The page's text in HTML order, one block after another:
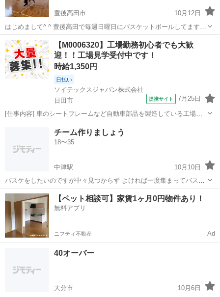
豊後高田市
10月12日
はじめまして^ ^ 豊後高田で毎週日曜日にバスケットボールしてます^ -
^ 人数はフルメンバーで６人ほどです。 現メンバーの年齢層は25歳〜
39歳です^ ^ ちなみに男性がほとんどでたまーに女性も参加します^ ^
ちなみ...
大分 豊後高田市 バスケットボール バスケ
【M0006320】工場勤務初心者でも大歓
迎！！工場見学受付中です！
時給1,350円
日払い
ソイテックスジャパン株式会社
日田市
提携サイト 7月25日
[仕事内容] 車のシートフレームなど自動車部品を製造している工場で
す！ パイプやワイヤーなどを機械で成形し完成品の検査をして収容箱
に詰めたり 基本的には溶接ロボットやプレス機器の補助・検査なので
難しくは、ありません！ 初心者...
工場
チーム作りましょう
18〜35
中津駅
10月10日
バスケをしたいのですが中々見つからず よければ一度集まってバスケ
しませんか？ 男女問わず、初心者大歓迎 友達とくるのも良し、どんど
ん人を集めましょう
大分 中津市 中津駅 バスケットボール チーム作り
【ペット相談可】家賃1ヶ月0円物件あり！
無料アプリ
ニフティ不動産 Ad
40オーバー
大分市
10月6日